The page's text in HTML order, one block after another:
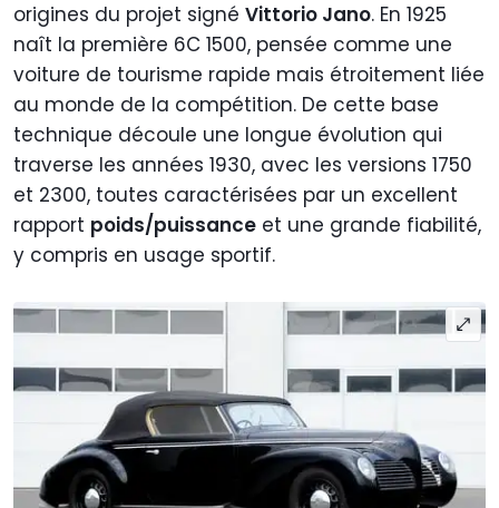
origines du projet signé Vittorio Jano. En 1925
naît la première 6C 1500, pensée comme une
voiture de tourisme rapide mais étroitement liée
au monde de la compétition. De cette base
technique découle une longue évolution qui
traverse les années 1930, avec les versions 1750
et 2300, toutes caractérisées par un excellent
rapport poids/puissance et une grande fiabilité,
y compris en usage sportif.